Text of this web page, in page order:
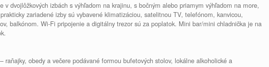
v dvojlôžkových izbách s výhľadom na krajinu, s bočným alebo priamym výhľadom na more,
zariadené izby sú vybavené klimatizáciou, satelitnou TV, telefónom, kanvicou,
balkónom. Wi-Fi pripojenie a digitálny trezor sú za poplatok. Mini bar/mini chladnička je na
raňajky, obedy a večere podávané formou bufetových stolov, lokálne alkoholické a